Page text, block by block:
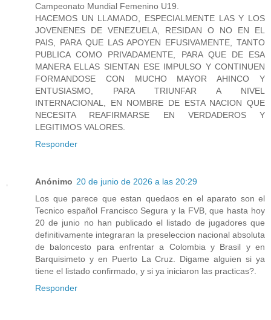
Campeonato Mundial Femenino U19.
HACEMOS UN LLAMADO, ESPECIALMENTE LAS Y LOS
JOVENENES DE VENEZUELA, RESIDAN O NO EN EL
PAIS, PARA QUE LAS APOYEN EFUSIVAMENTE, TANTO
PUBLICA COMO PRIVADAMENTE, PARA QUE DE ESA
MANERA ELLAS SIENTAN ESE IMPULSO Y CONTINUEN
FORMANDOSE CON MUCHO MAYOR AHINCO Y
ENTUSIASMO, PARA TRIUNFAR A NIVEL
INTERNACIONAL, EN NOMBRE DE ESTA NACION QUE
NECESITA REAFIRMARSE EN VERDADEROS Y
LEGITIMOS VALORES.
Responder
Anónimo 20 de junio de 2026 a las 20:29
Los que parece que estan quedaos en el aparato son el
Tecnico español Francisco Segura y la FVB, que hasta hoy
20 de junio no han publicado el listado de jugadores que
definitivamente integraran la preseleccion nacional absoluta
de baloncesto para enfrentar a Colombia y Brasil y en
Barquisimeto y en Puerto La Cruz. Digame alguien si ya
tiene el listado confirmado, y si ya iniciaron las practicas?.
Responder